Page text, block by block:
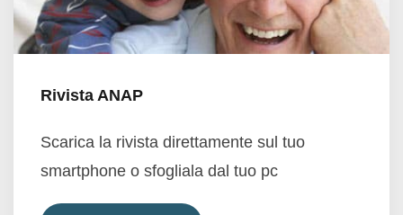
Rivista ANAP
Scarica la rivista direttamente sul tuo
smartphone o sfogliala dal tuo pc